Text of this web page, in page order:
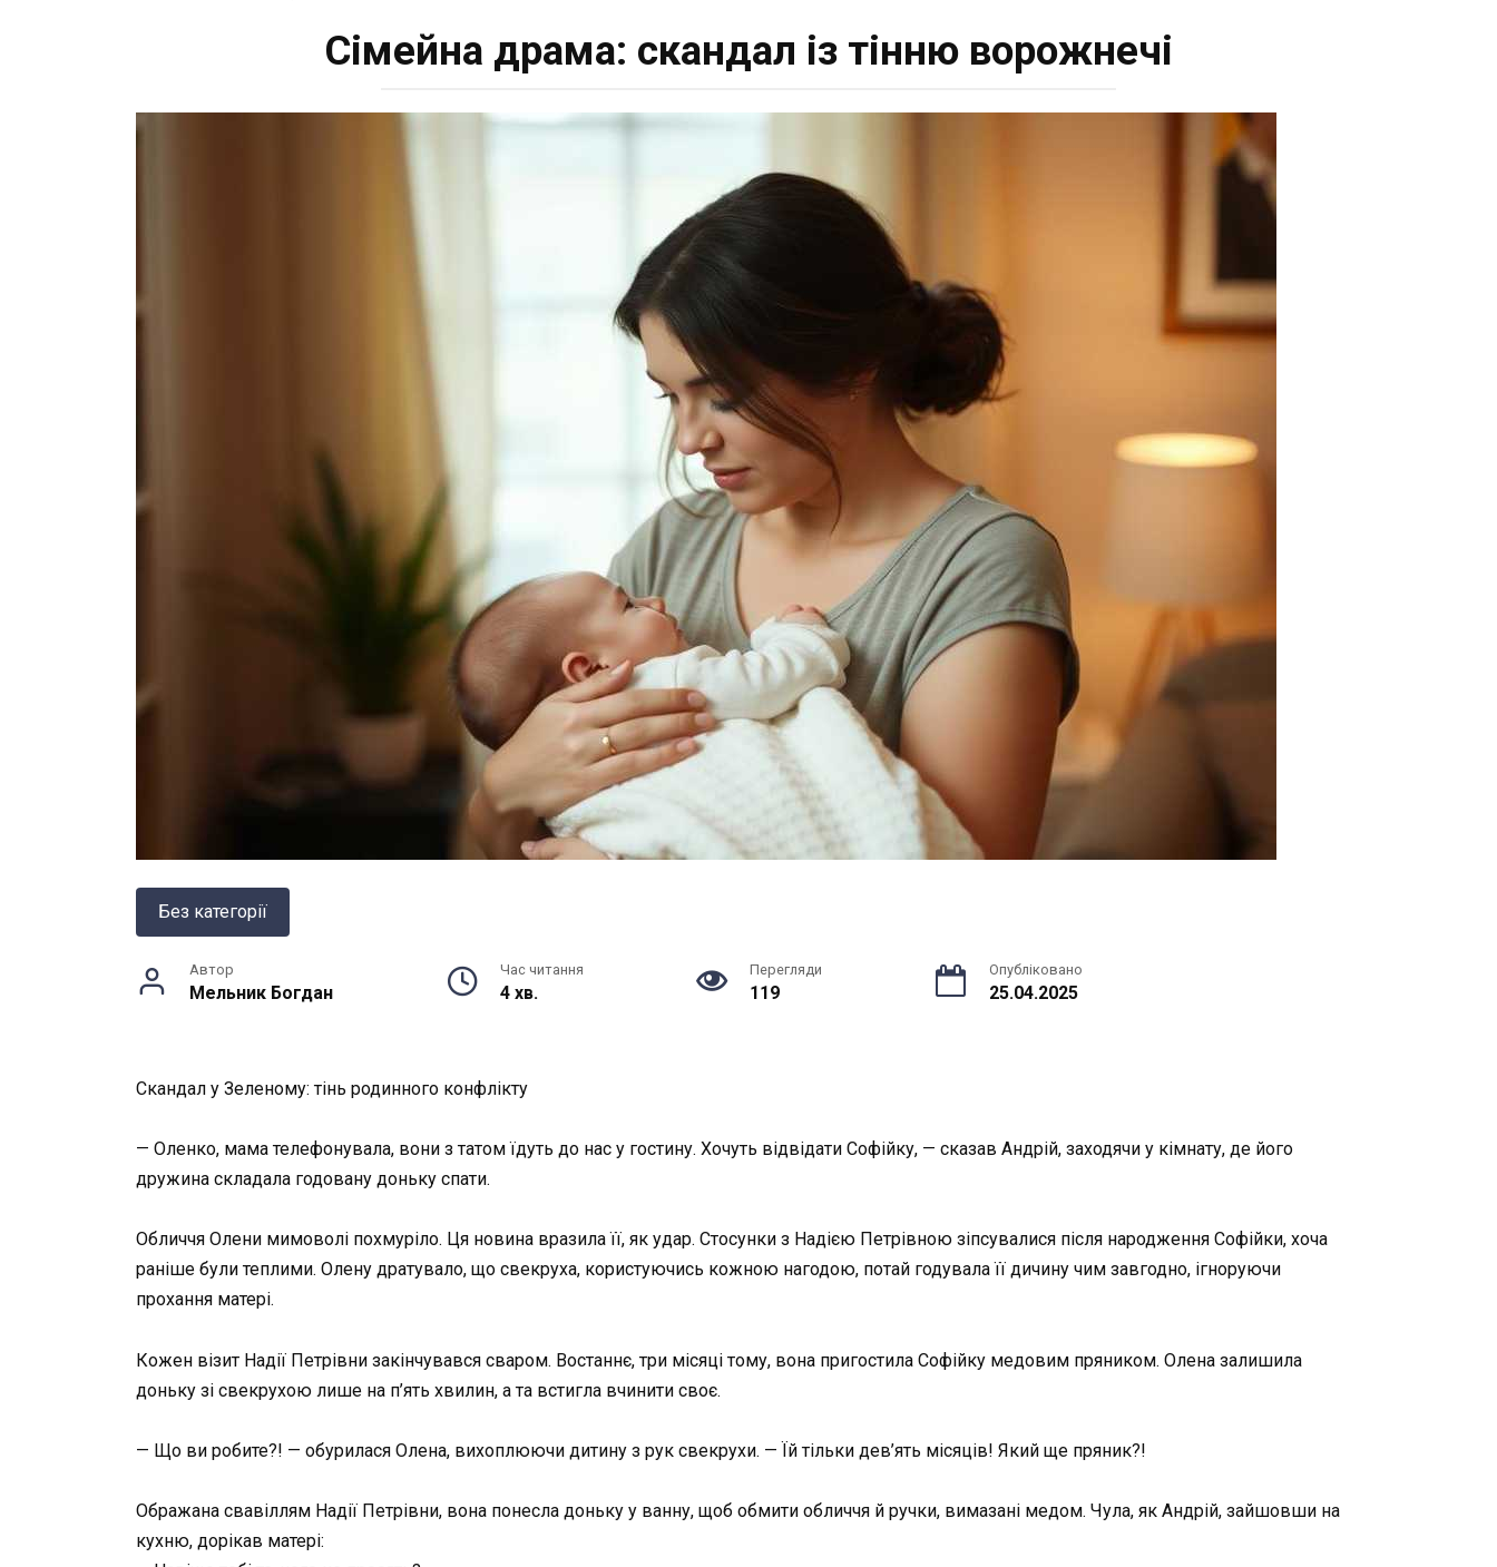
Сімейна драма: скандал із тінню ворожнечі
Без категорії
Автор
Мельник Богдан
Час читання
4 хв.
Перегляди
119
Опубліковано
25.04.2025
Скандал у Зеленому: тінь родинного конфлікту
— Оленко, мама телефонувала, вони з татом їдуть до нас у гостину. Хочуть відвідати Софійку, — сказав Андрій, заходячи у кімнату, де його
дружина складала годовану доньку спати.
Обличчя Олени мимоволі похмуріло. Ця новина вразила її, як удар. Стосунки з Надією Петрівною зіпсувалися після народження Софійки, хоча
раніше були теплими. Олену дратувало, що свекруха, користуючись кожною нагодою, потай годувала її дичину чим завгодно, ігноруючи
прохання матері.
Кожен візит Надії Петрівни закінчувався сваром. Востаннє, три місяці тому, вона пригостила Софійку медовим пряником. Олена залишила
доньку зі свекрухою лише на п’ять хвилин, а та встигла вчинити своє.
— Що ви робите?! — обурилася Олена, вихоплюючи дитину з рук свекрухи. — Їй тільки дев’ять місяців! Який ще пряник?!
Ображана свавіллям Надії Петрівни, вона понесла доньку у ванну, щоб обмити обличчя й ручки, вимазані медом. Чула, як Андрій, зайшовши на
кухню, дорікав матері: